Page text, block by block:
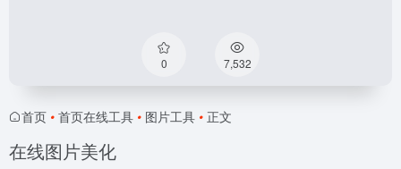
0 7,532
首页 • 首页在线工具 • 图片工具 • 正文
在线图片美化